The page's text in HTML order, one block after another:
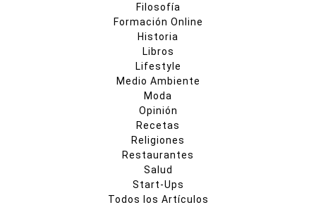
Filosofía
Formación Online
Historia
Libros
Lifestyle
Medio Ambiente
Moda
Opinión
Recetas
Religiones
Restaurantes
Salud
Start-Ups
Todos los Artículos